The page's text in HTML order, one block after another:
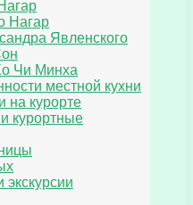
Нагар
Явленского
Чи Минха
местной кухни
на курорте
курортные
экскурсии